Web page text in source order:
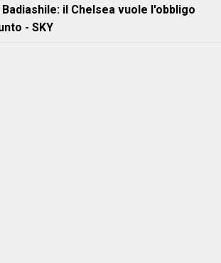
il Chelsea vuole l'obbligo
- SKY